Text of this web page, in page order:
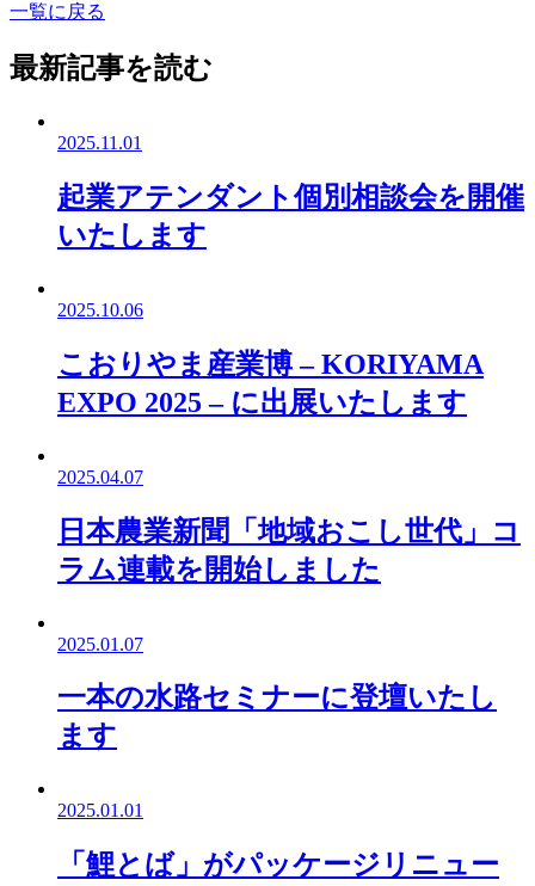
一覧に戻る
最新記事を読む
2025.11.01
起業アテンダント個別相談会を開催
いたします
2025.10.06
こおりやま産業博 – KORIYAMA
EXPO 2025 – に出展いたします
2025.04.07
日本農業新聞「地域おこし世代」コ
ラム連載を開始しました
2025.01.07
一本の水路セミナーに登壇いたし
ます
2025.01.01
「鯉とば」がパッケージリニュー